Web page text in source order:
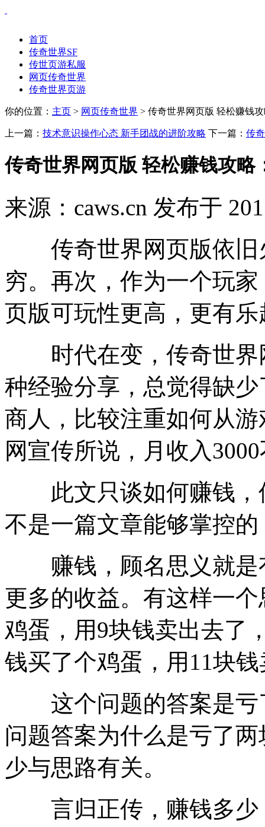
首页
传奇世界SF
传世页游私服
网页传奇世界
传奇世界页游
你的位置： 主页 > 网页传奇世界 > 传奇世界网页版 轻松赚钱
上一篇： 技术意识操作心态 新手团战的进阶攻略 下一篇： 传
传奇世界网页版 轻松赚钱攻略
来源：caws.cn 发布于
传奇世界网页版依旧
穷。再次，作为一个玩
页版可玩性更高，更有
时代在变，传奇世界
种经验分享，总觉得缺
商人，比较注重如何从
网宣传所说，月收入
此文只谈如何赚钱，
不是一篇文章能够掌控
赚钱，顾名思义就是
更多的收益。有这样一
鸡蛋，用9块钱卖出去了
钱买了个鸡蛋，用11块
这个问题的答案是亏
问题答案为什么是亏了
少与思路有关。
言归正传，赚钱多少